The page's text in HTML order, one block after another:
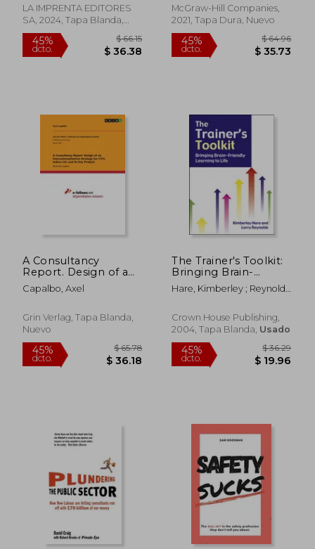
LA IMPRENTA EDITORES
SA, 2024, Tapa Blanda,
Nuevo
45%
(en Inglés)
McGraw-Hill Companies,
2021, Tapa Dura, Nuevo
45%
A Consultancy
Report. Design of an
Internationalisation
Strategy for CYCL
Product (en Inglés)
Capalbo, Axel
Grin Verlag, Tapa Blanda,
Nuevo
The Trainer's Toolkit:
Bringing Brain-
Friendly Learning to
Life (en Inglés)
Hare, Kimberley ; Reynolds,
Crown House Publishing,
2004, Tapa Blanda, Usado